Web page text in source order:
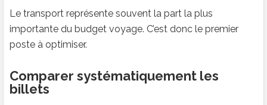
Le transport représente souvent la part la plus
importante du budget voyage. C’est donc le premier
poste à optimiser.
Comparer systématiquement les
billets